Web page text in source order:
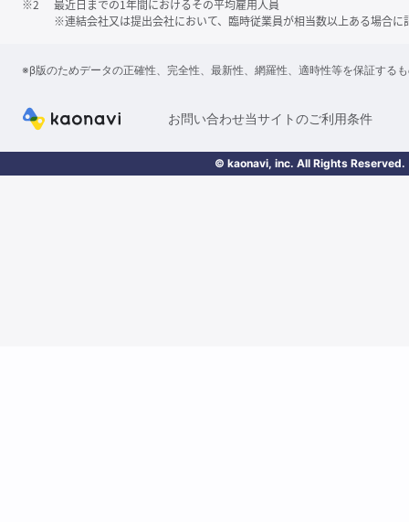
※2
最近日までの1年間におけるその平均雇用人員
※連結会社又は提出会社において、臨時従業員が相当数以上ある場合に
※β版のためデータの正確性、完全性、最新性、網羅性、適時性等を保証する
お問い合わせ当サイトのご利用条件
© kaonavi, inc. All Rights Reserved.